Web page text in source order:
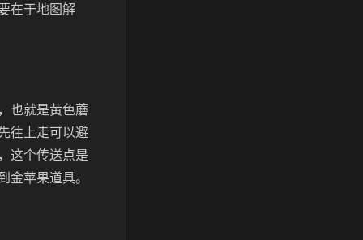
在于地图解
也就是黄色蘑
往上走可以避
这个传送点是
苹果道具。